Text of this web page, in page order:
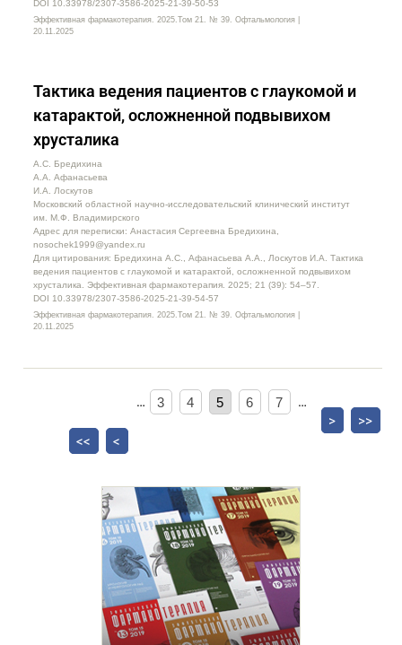
DOI 10.33978/2307-3586-2025-21-39-50-53
Эффективная фармакотерапия. 2025.Том 21. № 39. Офтальмология |
20.11.2025
Тактика ведения пациентов с глаукомой и
катарактой, осложненной подвывихом
хрусталика
А.С. Бредихина
А.А. Афанасьева
И.А. Лоскутов
Московский областной научно-исследовательский клинический институт
им. М.Ф. Владимирского
Адрес для переписки: Анастасия Сергеевна Бредихина,
nosochek1999@yandex.ru
Для цитирования: Бредихина А.С., Афанасьева А.А., Лоскутов И.А. Тактика
ведения пациентов с глаукомой и катарактой, осложненной подвывихом
хрусталика. Эффективная фармакотерапия. 2025; 21 (39): 54–57.
DOI 10.33978/2307-3586-2025-21-39-54-57
Эффективная фармакотерапия. 2025.Том 21. № 39. Офтальмология |
20.11.2025
<< <
… 3 4 5 6 7
…
>
>>